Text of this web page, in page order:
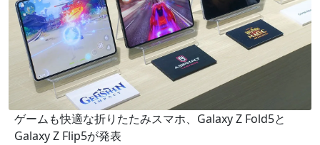
ゲームも快適な折りたたみスマホ、Galaxy Z Fold5と
Galaxy Z Flip5が発表